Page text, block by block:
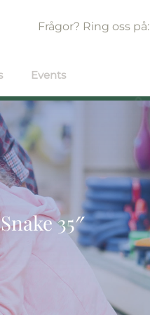
Frågor? Ring oss på:
Events
35″